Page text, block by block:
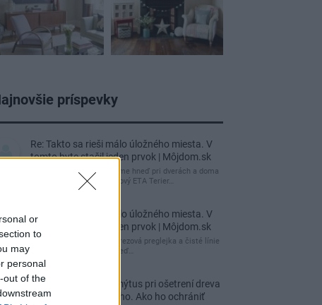
or
to
may
personal
out of the
príspevky
Re: Takto sa rieši málo úložného miesta. V
tomto byte stačil jeden prvok | Môjdom.sk
My napríklad labky utierame hneď pri dverách a doma
pred dvere používame tyčový ETA Terier…
Re: Takto sa rieši málo úložného miesta. V
tomto byte stačil jeden prvok | Môjdom.sk
Dizajn je to nádherný, tá brezová preglejka a čisté línie
vyzerajú super. Ale vždy, keď…
Re: Toto je najväčší mýtus pri ošetrení dreva
a môže vás vyjsť draho. Ako ho ochrániť